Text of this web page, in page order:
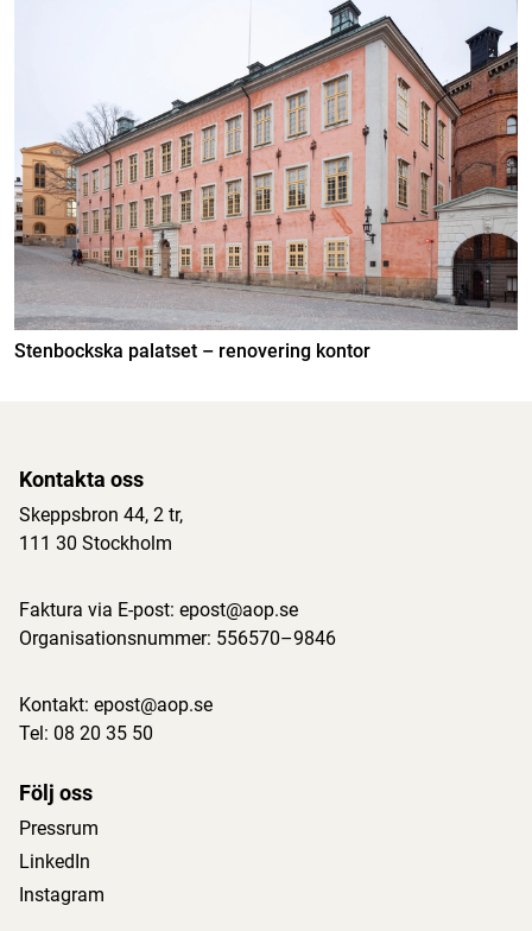
Stenbockska palatset – renovering kontor
Kontakta oss
Skeppsbron 44, 2 tr,
111 30 Stockholm
Faktura via E-post: epost@aop.se
Organisationsnummer: 556570–9846
Kontakt: epost@aop.se
Tel: 08 20 35 50
Följ oss
Pressrum
LinkedIn
Instagram